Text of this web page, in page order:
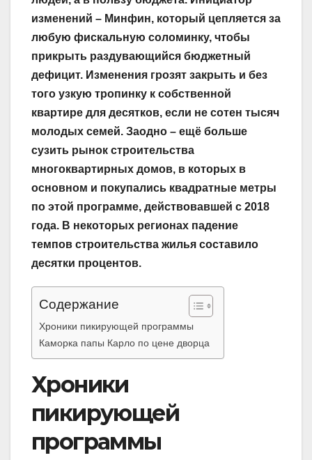
изменений – Минфин, который цепляется за
любую фискальную соломинку, чтобы
прикрыть раздувающийся бюджетный
дефицит. Изменения грозят закрыть и без
того узкую тропинку к собственной
квартире для десятков, если не сотен тысяч
молодых семей. Заодно – ещё больше
сузить рынок строительства
многоквартирных домов, в которых в
основном и покупались квадратные метры
по этой программе, действовавшей с 2018
года. В некоторых регионах падение
темпов строительства жилья составило
десятки процентов.
Содержание
Хроники пикирующей программы
Каморка папы Карло по цене дворца
Хроники
пикирующей
программы